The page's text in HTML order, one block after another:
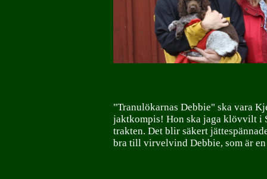
"Tranulökarnas Debbie" ska vara
jaktkompis! Hon ska jaga klövvilt i
trakten. Det blir säkert
bra till virvelvind Debbie, som är